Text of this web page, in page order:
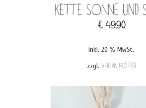
Kette SONNE und
€49,90
inkl. 20 % MwSt.
zzgl. Versandkosten